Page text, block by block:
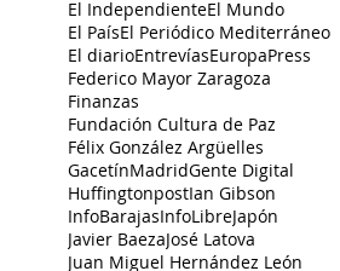
El IndependienteEl Mundo
El PaísEl Periódico Mediterráneo
El diarioEntrevíasEuropaPress
Federico Mayor Zaragoza
Finanzas
Fundación Cultura de Paz
Félix González Argüelles
GacetínMadridGente Digital
HuffingtonpostIan Gibson
InfoBarajasInfoLibreJapón
Javier BaezaJosé Latova
Juan Miguel Hernández León